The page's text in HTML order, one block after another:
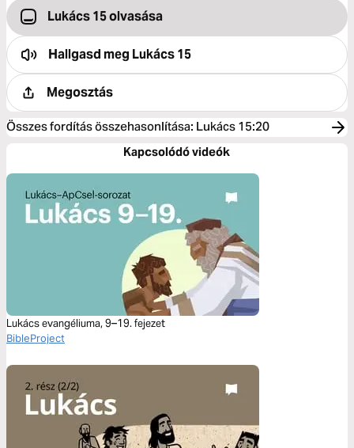
Lukács 15 olvasása
Hallgasd meg Lukács 15
Megosztás
Összes fordítás összehasonlítása: Lukács 15:20
Kapcsolódó videók
Lukács evangéliuma, 9–19. fejezet
BibleProject